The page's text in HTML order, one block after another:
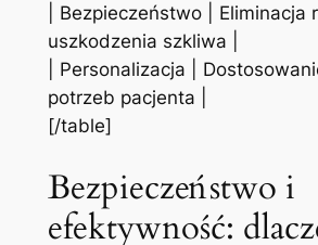
|‌ Bezpieczeństwo | Eliminacja
uszkodzenia szkliwa |
| Personalizacja |
potrzeb pacjenta ⁣|
[/table]
Bezpieczeństwo i
efektywność: